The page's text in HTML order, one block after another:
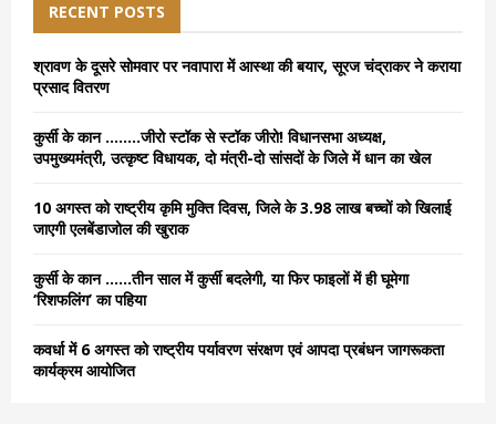
f
o
r
RECENT POSTS
श्रावण के दूसरे सोमवार पर नवापारा में आस्था की बयार, सूरज चंद्राकर ने कराया
प्रसाद वितरण
कुर्सी के कान ……..जीरो स्टॉक से स्टॉक जीरो! विधानसभा अध्यक्ष,
उपमुख्यमंत्री, उत्कृष्ट विधायक, दो मंत्री-दो सांसदों के जिले में धान का खेल
10 अगस्त को राष्ट्रीय कृमि मुक्ति दिवस, जिले के 3.98 लाख बच्चों को खिलाई
जाएगी एलबेंडाजोल की खुराक
कुर्सी के कान ……तीन साल में कुर्सी बदलेगी, या फिर फाइलों में ही घूमेगा
‘रिशफलिंग’ का पहिया
कवर्धा में 6 अगस्त को राष्ट्रीय पर्यावरण संरक्षण एवं आपदा प्रबंधन जागरूकता
कार्यक्रम आयोजित